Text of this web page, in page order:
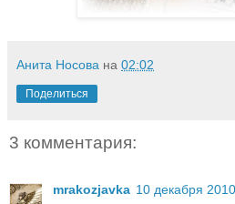
Анита Носова на 02:02
Поделиться
3 комментария:
mrakozjavka 10 декабря